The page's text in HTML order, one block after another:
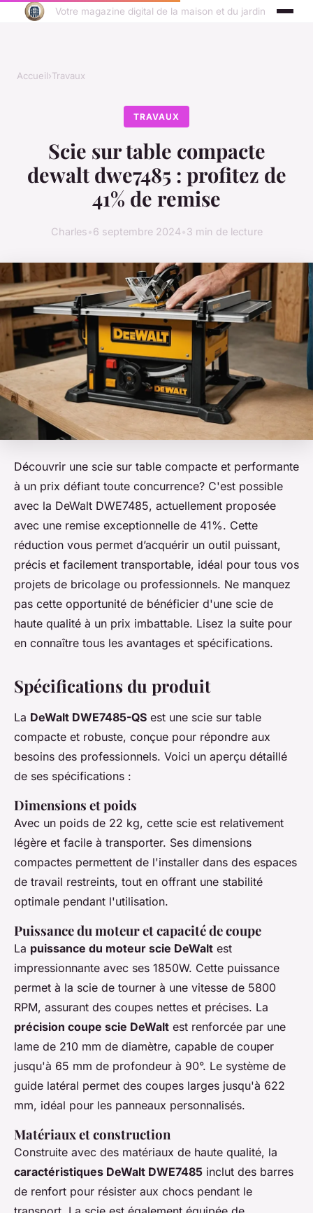
Votre magazine digital de la maison et du jardin
Accueil›Travaux
TRAVAUX
Scie sur table compacte
dewalt dwe7485 : profitez de
41% de remise
Charles•6 septembre 2024•3 min de lecture
Découvrir une scie sur table compacte et performante
à un prix défiant toute concurrence? C'est possible
avec la DeWalt DWE7485, actuellement proposée
avec une remise exceptionnelle de 41%. Cette
réduction vous permet d’acquérir un outil puissant,
précis et facilement transportable, idéal pour tous vos
projets de bricolage ou professionnels. Ne manquez
pas cette opportunité de bénéficier d'une scie de
haute qualité à un prix imbattable. Lisez la suite pour
en connaître tous les avantages et spécifications.
Spécifications du produit
La DeWalt DWE7485-QS est une scie sur table
compacte et robuste, conçue pour répondre aux
besoins des professionnels. Voici un aperçu détaillé
de ses spécifications :
Dimensions et poids
Avec un poids de 22 kg, cette scie est relativement
légère et facile à transporter. Ses dimensions
compactes permettent de l'installer dans des espaces
de travail restreints, tout en offrant une stabilité
optimale pendant l'utilisation.
Puissance du moteur et capacité de coupe
La puissance du moteur scie DeWalt est
impressionnante avec ses 1850W. Cette puissance
permet à la scie de tourner à une vitesse de 5800
RPM, assurant des coupes nettes et précises. La
précision coupe scie DeWalt est renforcée par une
lame de 210 mm de diamètre, capable de couper
jusqu'à 65 mm de profondeur à 90°. Le système de
guide latéral permet des coupes larges jusqu'à 622
mm, idéal pour les panneaux personnalisés.
Matériaux et construction
Construite avec des matériaux de haute qualité, la
caractéristiques DeWalt DWE7485 inclut des barres
de renfort pour résister aux chocs pendant le